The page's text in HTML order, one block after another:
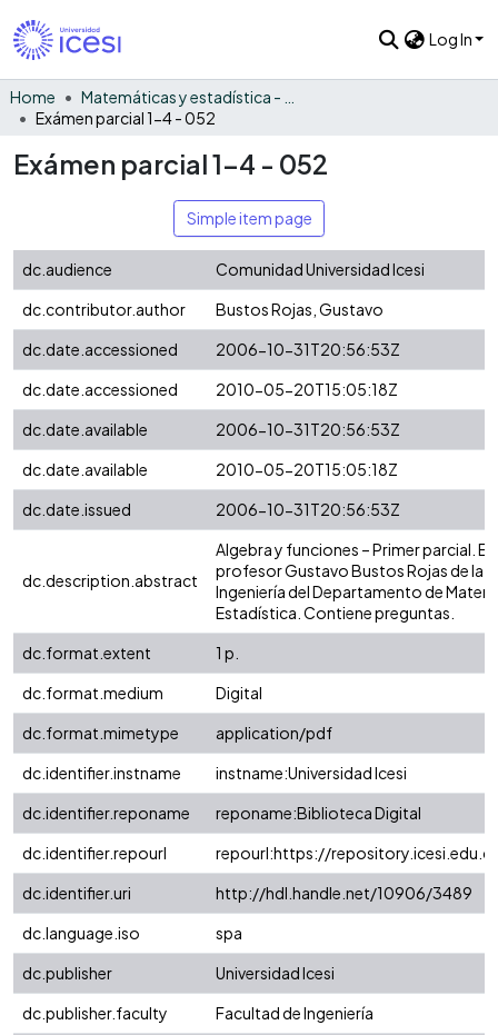
Log In
Home
Exámen parcial 1-4 - 052
Exámen parcial 1-4 - 052
Simple item page
dc.audience
Comunidad Universidad Icesi
dc.contributor.author
Bustos Rojas, Gustavo
dc.date.accessioned
2006-10-31T20:56:53Z
dc.date.accessioned
2010-05-20T15:05:18Z
dc.date.available
2006-10-31T20:56:53Z
dc.date.available
2010-05-20T15:05:18Z
dc.date.issued
2006-10-31T20:56:53Z
dc.description.abstract
Algebra y funciones – Primer parcial.
profesor Gustavo Bustos Rojas de la
Ingeniería del Departamento de
Estadística. Contiene preguntas.
dc.format.extent
1 p.
dc.format.medium
Digital
dc.format.mimetype
application/pdf
dc.identifier.instname
instname:Universidad Icesi
dc.identifier.reponame
reponame:Biblioteca Digital
dc.identifier.repourl
repourl:https://
dc.identifier.uri
http://hdl.handle.net/10906/3489
dc.language.iso
spa
dc.publisher
Universidad Icesi
dc.publisher.faculty
Facultad de Ingeniería